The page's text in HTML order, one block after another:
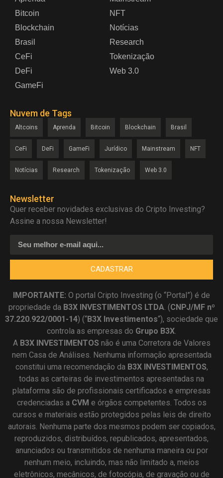
Bitcoin
Blockchain
Brasil
CeFi
DeFi
GameFi
NFT
Notícias
Research
Tokenização
Web 3.0
Nuvem de Tags
Altcoins Aprenda Bitcoin Blockchain Brasil
CeFi DeFi GameFi Jurídico Mainstream NFT
Notícias Research Tokenização Web 3.0
Newsletter
Quer receber novidades exclusivas do Cripto Investing?
Assine a nossa Newsletter!
CADASTRAR
IMPORTANTE: O portal Cripto Investing (o “Portal”) é de
propriedade da B3X INVESTIMENTOS LTDA. (CNPJ/MF nº
37.220.922/0001-14) (“B3X Investimentos“), sociedade que
controla as empresas do Grupo B3X.
A B3X INVESTIMENTOS não é uma Corretora de Valores
nem Casa de Análises. Nenhuma informação apresentada
constitui uma recomendação da B3X INVESTIMENTOS,
todas as carteiras de investimentos apresentadas na
plataforma são de profissionais certificados e empresas
credenciadas a CVM e órgãos competentes. Todos os
cursos e materiais estão protegidos pelas leis de direito
autorais. Nenhuma parte dos mesmos podem ser copiados,
reproduzidos, distribuídos, republicados, apresentados,
anunciados ou transmitidos de nenhuma maneira ou por
nenhum meio, incluindo, mas não limitado a, meios
eletrônicos, mecânicos, de fotocópia, de gravação ou de